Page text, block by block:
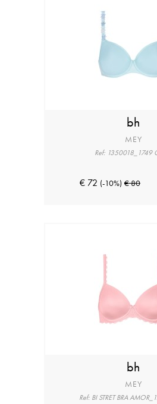
bh
MEY
Ref: 1350018_1749
€ 72 (-10%) € 80
bh
MEY
Ref: BI STRET BRA